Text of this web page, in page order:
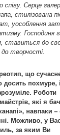
Серце
стилізована
уособлення
Господиня
ставиться до
творчості.
що
досить похмуре,
Роботи
які я
навпаки –
Можливо, у
за яким Ви